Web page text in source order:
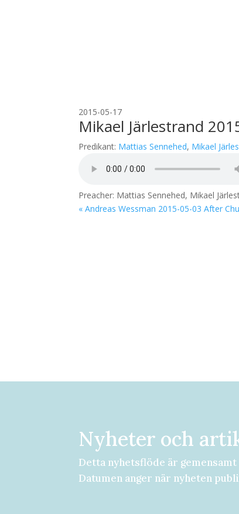
2015-05-17
Mikael Järlestrand
Predikant: Mattias Sennehed, Mikael
Preacher: Mattias Sennehed, Mikael
« Andreas Wessman 2015-05-03 After
Nyheter och
Detta nyhetsflöde är
Datumen anger när nyheten